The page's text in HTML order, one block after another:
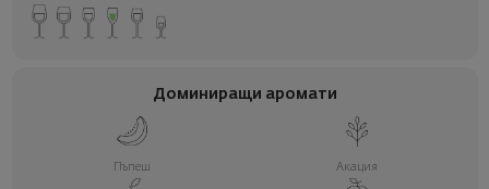
Доминиращи аромати
Пъпеш Акация